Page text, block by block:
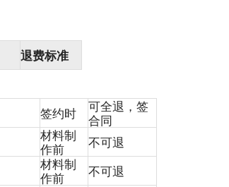
退费标准
签约时
可全退，签
合同
材料制
作前
不可退
材料制
作前
不可退